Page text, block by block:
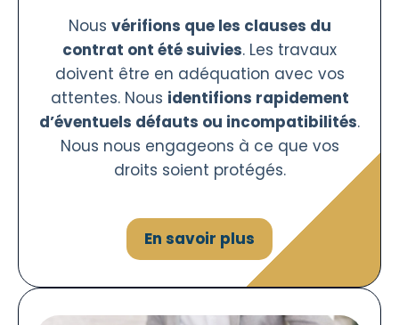
Nous vérifions que les clauses du
contrat ont été suivies. Les travaux
doivent être en adéquation avec vos
attentes. Nous identifions rapidement
d’éventuels défauts ou incompatibilités.
Nous nous engageons à ce que vos
droits soient protégés.
En savoir plus